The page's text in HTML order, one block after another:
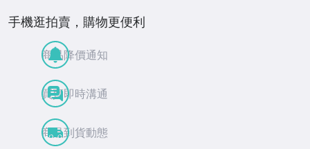
手機逛拍賣，購物更便利
商品降價通知
買賣即時溝通
商品到貨動態